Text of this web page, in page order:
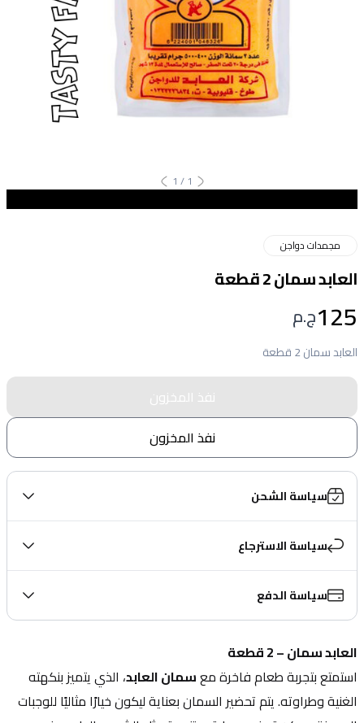
1
/
1
مجمدات دواجن
العابد سمان 2 قطعة
125ج.م
العابد سمان 2 قطعة
نفذ المخزون
نفذ المخزون
سياسة الشحن
سياسة الاسترجاع
سياسة الدفع
العابد سمان – 2 قطعة
استمتع بتجربة طعام فاخرة مع سمان العابد